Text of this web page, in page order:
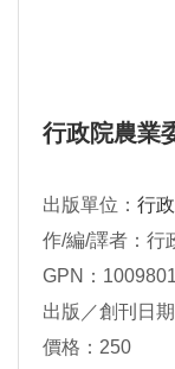
行政院農業
出版單位： 行
作/編/譯者：行
GPN：
出版／創刊日
價格：250